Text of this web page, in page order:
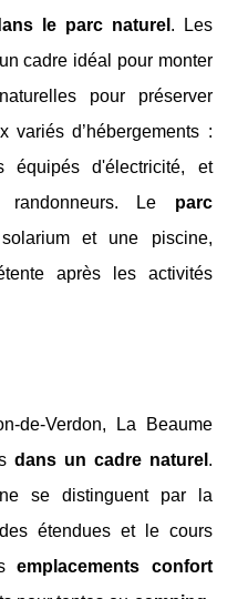
le parc naturel . Les
cadre idéal pour monter
pour préserver
variés d’hébergements :
équipés d'électricité, et
randonneurs. Le parc
et une piscine,
après les activités
de-Verdon, La Beaume
dans un cadre naturel .
se distinguent par la
étendues et le cours
emplacements confort